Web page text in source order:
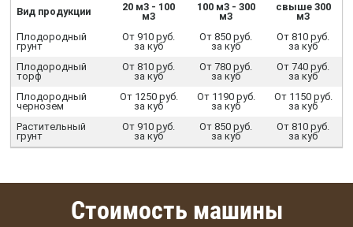
Вид продукции
20 м3 - 100
м3
100 м3 - 300
м3
свыше 300
м3
Плодородный
грунт
От 910 руб.
за куб
От 850 руб.
за куб
От 810 руб.
за куб
Плодородный
торф
От 810 руб.
за куб
От 780 руб.
за куб
От 740 руб.
за куб
Плодородный
чернозем
От 1250 руб.
за куб
От 1190 руб.
за куб
От 1150 руб.
за куб
Растительный
грунт
От 910 руб.
за куб
От 850 руб.
за куб
От 810 руб.
за куб
Стоимость машины